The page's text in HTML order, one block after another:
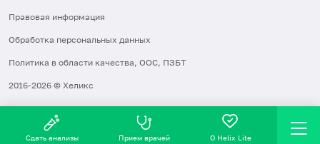
Правовая информация
Обработка персональных данных
Политика в области качества, ООС, ПЗБТ
2016-2026 © Хеликс
Сдать анализы Прием врачей О Helix Lite